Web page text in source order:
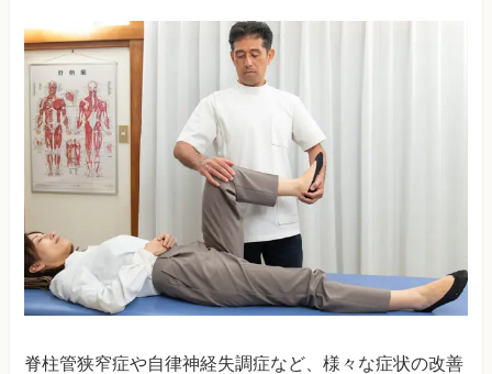
脊柱管狭窄症や自律神経失調症など、様々な症状の改善